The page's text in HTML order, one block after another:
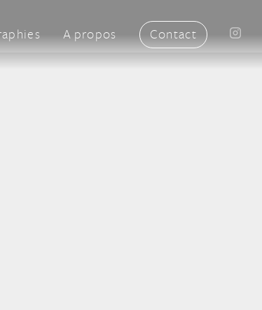
A propos Contact